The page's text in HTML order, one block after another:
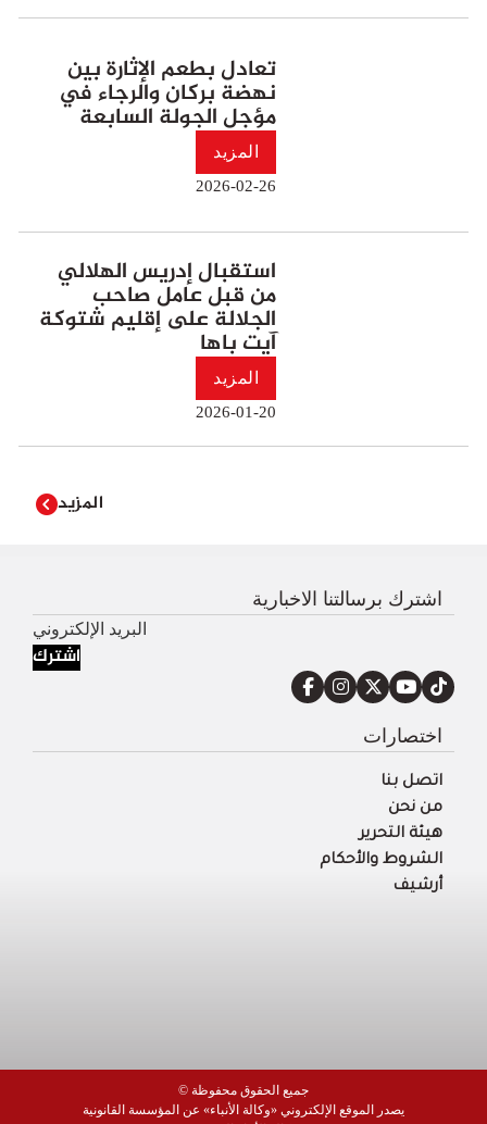
تعادل بطعم الإثارة بين
نهضة بركان والرجاء في
مؤجل الجولة السابعة
المزيد
2026-02-26
استقبال إدريس الهلالي
من قبل عامل صاحب
الجلالة على إقليم شتوكة
آيت باها
المزيد
2026-01-20
المزيد
اشترك برسالتنا الاخبارية
اشترك
اختصارات
اتصل بنا
من نحن
هيئة التحرير
الشروط والأحكام
أرشيف
© جميع الحقوق محفوظة
يصدر الموقع الإلكتروني «وكالة الأنباء» عن المؤسسة القانونية